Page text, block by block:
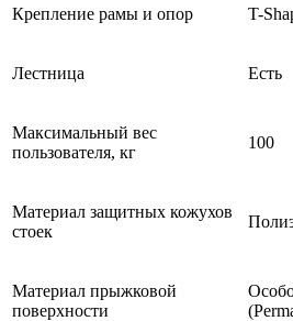
Крепление рамы и опор T-
Лестница Есть
Максимальный вес
пользователя, кг
100
Материал защитных кожухов
стоек
Материал прыжковой
поверхности